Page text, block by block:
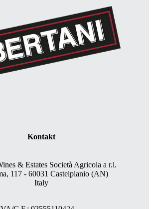
Kontakt
& Estates Società Agricola a r.l.
117 - 60031 Castelplanio (AN)
Italy